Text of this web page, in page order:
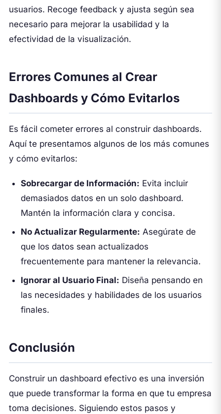
usuarios. Recoge feedback y ajusta según sea
necesario para mejorar la usabilidad y la
efectividad de la visualización.
Errores Comunes al Crear
Dashboards y Cómo Evitarlos
Es fácil cometer errores al construir dashboards.
Aquí te presentamos algunos de los más comunes
y cómo evitarlos:
Sobrecargar de Información: Evita incluir
demasiados datos en un solo dashboard.
Mantén la información clara y concisa.
No Actualizar Regularmente: Asegúrate de
que los datos sean actualizados
frecuentemente para mantener la relevancia.
Ignorar al Usuario Final: Diseña pensando en
las necesidades y habilidades de los usuarios
finales.
Conclusión
Construir un dashboard efectivo es una inversión
que puede transformar la forma en que tu empresa
toma decisiones. Siguiendo estos pasos y